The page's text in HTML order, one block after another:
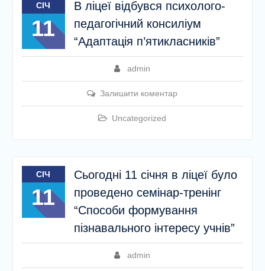
СІЧ
11
В ліцеї відбувся психолого-
педагогічний консиліум
“Адаптація п’ятикласників”
admin
Залишити коментар
Uncategorized
СІЧ
11
Сьогодні 11 січня в ліцеї було
проведено семінар-тренінг
“Способи формування
пізнавального інтересу учнів”
admin